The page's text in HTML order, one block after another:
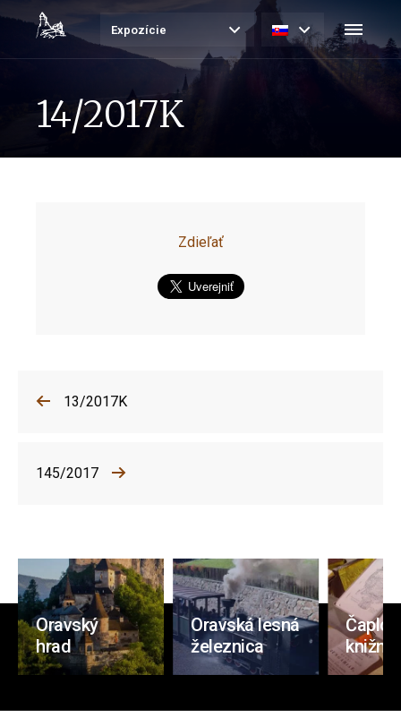
Expozície
14/2017K
Zdieľať
13/2017K
145/2017
Oravský
hrad
Oravská lesná
železnica